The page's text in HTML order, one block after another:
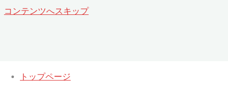
コンテンツへスキップ
トップページ